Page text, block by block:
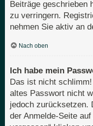
Beiträge geschrieben
zu verringern.
nehmen Sie aktiv an
Nach oben
Ich habe mein
Das ist nicht
altes Passwort nicht
jedoch zurücksetzen.
der Anmelde-Seite